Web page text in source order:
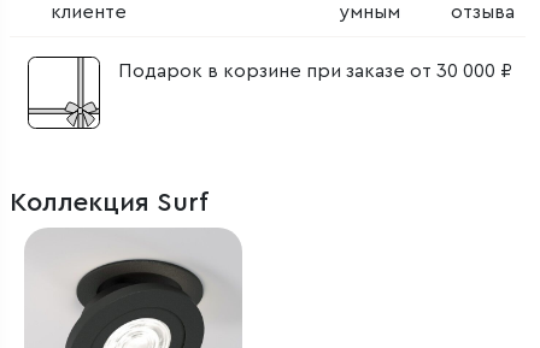
клиенте
умным
отзыва
Подарок в корзине при заказе от 30 000 ₽
Коллекция Surf